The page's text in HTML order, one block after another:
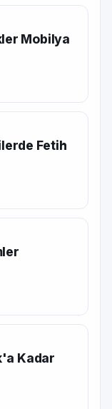
Mobilya
Fetih
Kadar